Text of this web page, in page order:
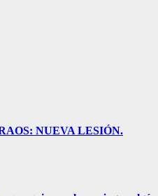
NUEVA LESIÓN.